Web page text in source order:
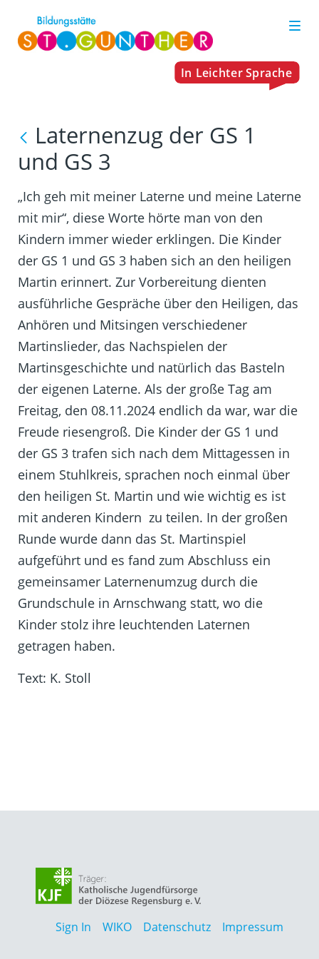
Laternenzug der GS 1
und GS 3
„Ich geh mit meiner Laterne und meine Laterne
mit mir“, diese Worte hörte man von den
Kindern immer wieder erklingen. Die Kinder
der GS 1 und GS 3 haben sich an den heiligen
Martin erinnert. Zur Vorbereitung dienten
ausführliche Gespräche über den Heiligen, das
Anhören und Mitsingen verschiedener
Martinslieder, das Nachspielen der
Martinsgeschichte und natürlich das Basteln
der eigenen Laterne. Als der große Tag am
Freitag, den 08.11.2024 endlich da war, war die
Freude riesengroß. Die Kinder der GS 1 und
der GS 3 trafen sich nach dem Mittagessen in
einem Stuhlkreis, sprachen noch einmal über
den heiligen St. Martin und wie wichtig es ist
mit anderen Kindern zu teilen. In der großen
Runde wurde dann das St. Martinspiel
aufgeführt und es fand zum Abschluss ein
gemeinsamer Laternenumzug durch die
Grundschule in Arnschwang statt, wo die
Kinder stolz ihre leuchtenden Laternen
getragen haben.
Text: K. Stoll
Impressum
Datenschutz
WIKO
Sign In